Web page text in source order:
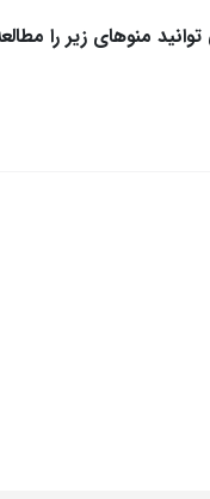
منوهای زیر را